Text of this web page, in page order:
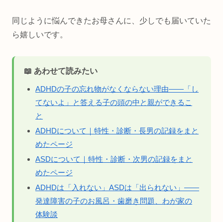
同じように悩んできたお母さんに、少しでも届いていた
ら嬉しいです。
📖 あわせて読みたい
ADHDの子の忘れ物がなくならない理由——「し
てないよ」と答える子の頭の中と親ができるこ
と
ADHDについて｜特性・診断・長男の記録をまと
めたページ
ASDについて｜特性・診断・次男の記録をまと
めたページ
ADHDは「入れない」ASDは「出られない」——
発達障害の子のお風呂・歯磨き問題、わが家の
体験談